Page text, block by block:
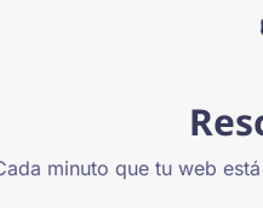
minuto que tu web está